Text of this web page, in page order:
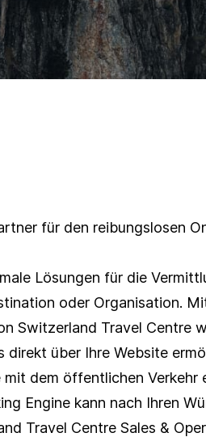
Produkte und
Dienstleistungen
für den reibungslosen
Lösungen für die
Switzerland Travel Centre
direkt über Ihre Website
mit dem öffentlichen Verkehr
Engine kann nach Ihren
Travel Centre Sales &